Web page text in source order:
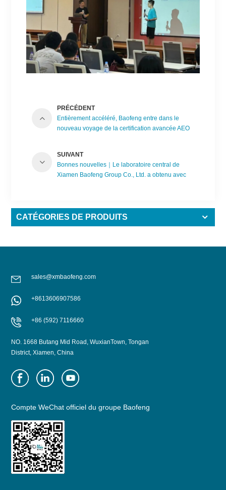
PRÉCÉDENT
Entièrement accéléré, Baofeng entre dans le
nouveau voyage de la certification avancée AEO
SUIVANT
Bonnes nouvelles｜Le laboratoire central de
Xiamen Baofeng Group Co., Ltd. a obtenu avec
CATÉGORIES DE PRODUITS
sales@xmbaofeng.com
+8613606907586
+86 (592) 7116660
NO. 1668 Butang Mid Road, WuxianTown, Tongan
District, Xiamen, China
Compte WeChat officiel du groupe Baofeng